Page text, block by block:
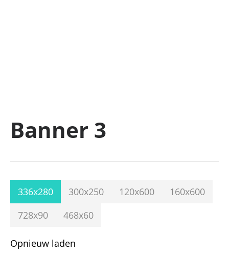
Banner 3
336x280 300x250 120x600
160x600
728x90
468x60
Opnieuw laden